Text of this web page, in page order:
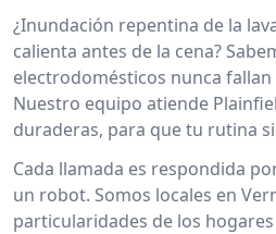
¿Inundación repentina de la
calienta antes de la cena?
electrodomésticos nunca
Nuestro equipo atiende
duraderas, para que tu rutina
Cada llamada es respondida
un robot. Somos locales en
particularidades de los